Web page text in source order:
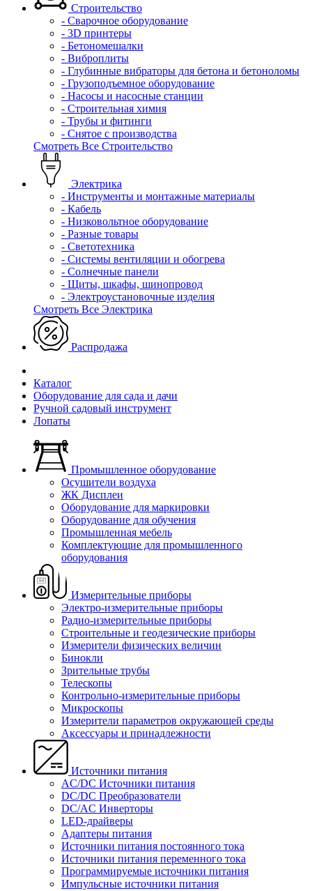
Строительство
- Сварочное оборудование
- 3D принтеры
- Бетономешалки
- Виброплиты
- Глубинные вибраторы для бетона и бетоноломы
- Грузоподъемное оборудование
- Насосы и насосные станции
- Строительная химия
- Трубы и фитинги
- Снятое с производства
Смотреть Все Строительство
Электрика
- Инструменты и монтажные материалы
- Кабель
- Низковольтное оборудование
- Разные товары
- Светотехника
- Системы вентиляции и обогрева
- Солнечные панели
- Щиты, шкафы, шинопровод
- Электроустановочные изделия
Смотреть Все Электрика
Распродажа
Каталог
Оборудование для сада и дачи
Ручной садовый инструмент
Лопаты
Промышленное оборудование
Осушители воздуха
ЖК Дисплеи
Оборудование для маркировки
Оборудование для обучения
Промышленная мебель
Комплектующие для промышленного
оборудования
Измерительные приборы
Электро-измерительные приборы
Радио-измерительные приборы
Строительные и геодезические приборы
Измерители физических величин
Бинокли
Зрительные трубы
Телескопы
Контрольно-измерительные приборы
Микроскопы
Измерители параметров окружающей среды
Аксессуары и принадлежности
Источники питания
AC/DC Источники питания
DC/DC Преобразователи
DC/AC Инверторы
LED-драйверы
Адаптеры питания
Источники питания постоянного тока
Источники питания переменного тока
Программируемые источники питания
Импульсные источники питания